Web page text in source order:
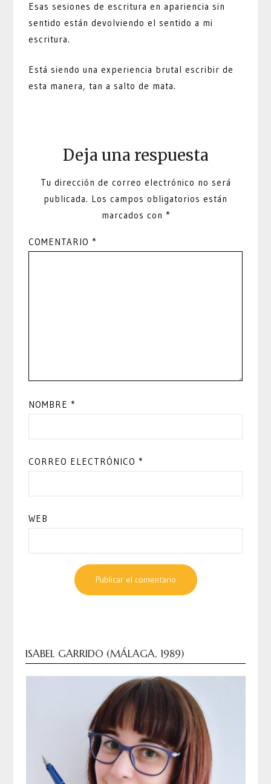
Esas sesiones de escritura en apariencia sin
sentido están devolviendo el sentido a mi
escritura.
Está siendo una experiencia brutal escribir de
esta manera, tan a salto de mata.
Deja una respuesta
Tu dirección de correo electrónico no será
publicada. Los campos obligatorios están
marcados con *
COMENTARIO *
NOMBRE *
CORREO ELECTRÓNICO *
WEB
ISABEL GARRIDO (MÁLAGA, 1989)